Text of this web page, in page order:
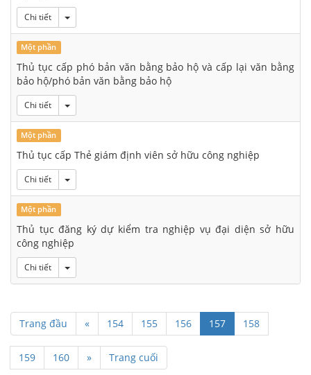
Chi tiết Toggle Dropdown
Một phần
Thủ tục cấp phó bản văn bằng bảo hộ và cấp lại văn bằng
bảo hộ/phó bản văn bằng bảo hộ
Chi tiết Toggle Dropdown
Một phần
Thủ tục cấp Thẻ giám định viên sở hữu công nghiệp
Chi tiết Toggle Dropdown
Một phần
Thủ tục đăng ký dự kiểm tra nghiệp vụ đại diện sở hữu
công nghiệp
Chi tiết Toggle Dropdown
Trang đầu « 154 155 156 157 158
159 160 » Trang cuối